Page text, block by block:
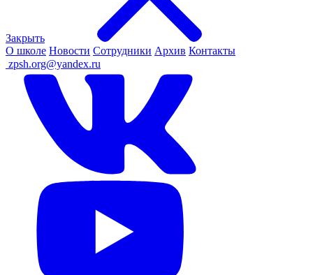
Закрыть
О школе Новости Сотрудники Архив Контакты
zpsh.org@yandex.ru